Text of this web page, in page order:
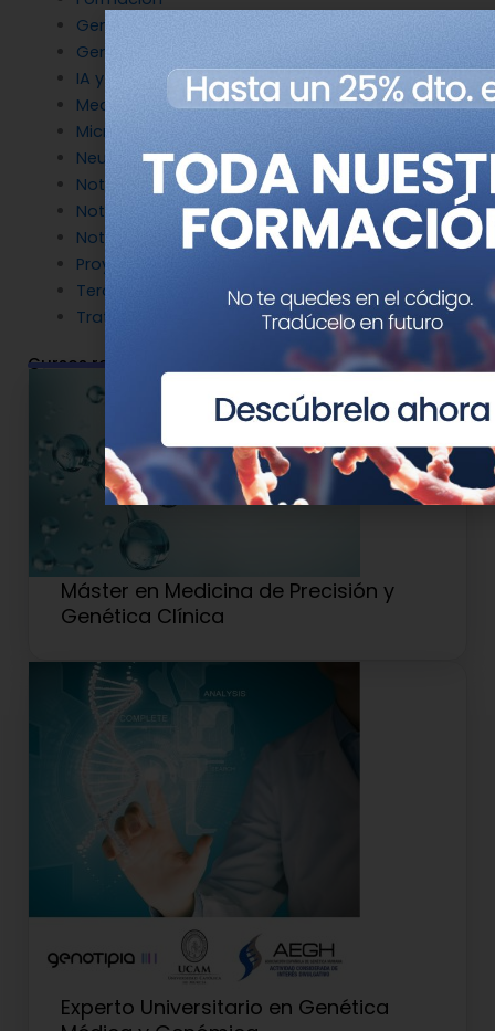
Genética del cáncer
Genética en Cardiología
IA y Genómica
Medicina Reproductiva
Microbiología molecular
Neurociencia
Noticias de Genotipia
Noticias de investigación
Noticias patrocinadas
Proyectos
Terapia Génica
Tratamientos
Cursos relacionados
Máster en Medicina de Precisión y
Genética Clínica
Experto Universitario en Genética